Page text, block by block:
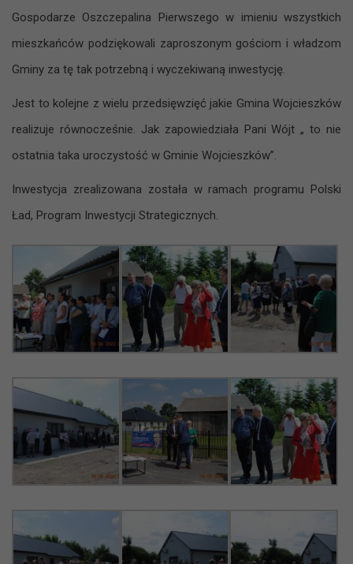
Gospodarze Oszczepalina Pierwszego w imieniu wszystkich
mieszkańców podziękowali zaproszonym gościom i władzom
Gminy za tę tak potrzebną i wyczekiwaną inwestycję.
Jest to kolejne z wielu przedsięwzięć jakie Gmina Wojcieszków
realizuje równocześnie. Jak zapowiedziała Pani Wójt „ to nie
ostatnia taka uroczystość w Gminie Wojcieszków”.
Inwestycja zrealizowana została w ramach programu Polski
Ład, Program Inwestycji Strategicznych.